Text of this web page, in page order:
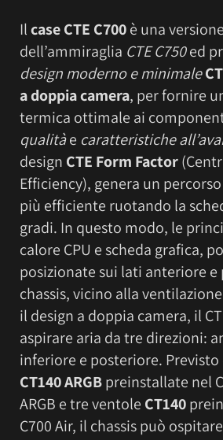
Ilcase CTE C700è una
dell’ammiraglia CTE C750ed
design moderno e minimale
a doppia camera, per fornire
termica ottimale ai
qualitàe caratteristiche
design CTE Form Factor
Efficiency), genera un
più efficiente ruotando la
gradi. In questo modo, le
calore CPU e scheda grafica,
posizionate sui lati anteriore
chassis, vicino alla
il design a doppia camera, il
aspirare aria da tre direzioni:
inferiore e posteriore.
CT140 ARGBpreinstallate nel
ARGB e tre ventole CT140
C700 Air, il chassis può